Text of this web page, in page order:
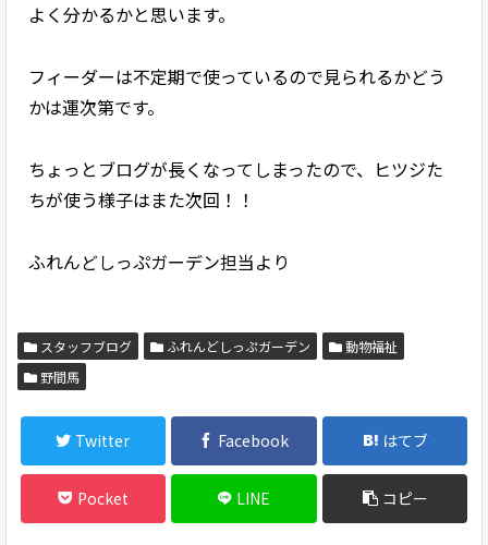
よく分かるかと思います。
フィーダーは不定期で使っているので見られるかどう
かは運次第です。
ちょっとブログが長くなってしまったので、ヒツジた
ちが使う様子はまた次回！！
ふれんどしっぷガーデン担当より
スタッフブログ ふれんどしっぷガーデン
動物福祉
野間馬
Twitter Facebook はてブ
Pocket LINE コピー